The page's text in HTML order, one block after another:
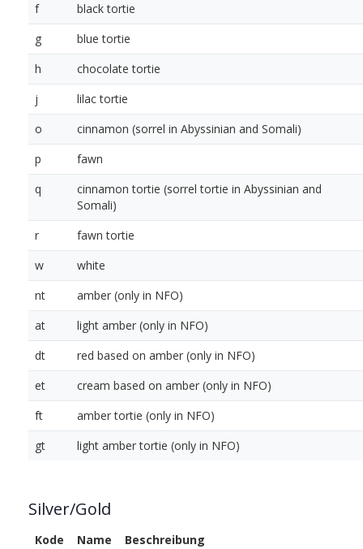
f
black tortie
g
blue tortie
h
chocolate tortie
j
lilac tortie
o
cinnamon (sorrel in Abyssinian and Somali)
p
fawn
q
cinnamon tortie (sorrel tortie in Abyssinian and
Somali)
r
fawn tortie
w
white
nt
amber (only in NFO)
at
light amber (only in NFO)
dt
red based on amber (only in NFO)
et
cream based on amber (only in NFO)
ft
amber tortie (only in NFO)
gt
light amber tortie (only in NFO)
Silver/Gold
Kode Name
Beschreibung